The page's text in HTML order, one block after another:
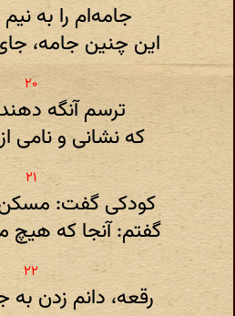
جامه‌ام را به
این چنین جامه،
ترسم آنگه
که نشانی و نامی
کودکی گفت:
گفتم: آنجا که
رقعه، دانم زدن